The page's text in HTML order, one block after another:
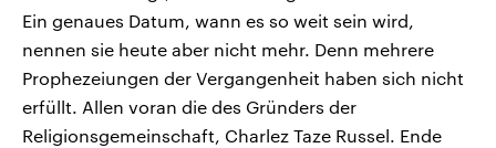
Ein genaues Datum, wann es so weit sein wird,
nennen sie heute aber nicht mehr. Denn mehrere
Prophezeiungen der Vergangenheit haben sich nicht
erfüllt. Allen voran die des Gründers der
Religionsgemeinschaft, Charlez Taze Russel. Ende